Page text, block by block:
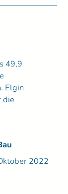
49,9
Elgin
die
2022